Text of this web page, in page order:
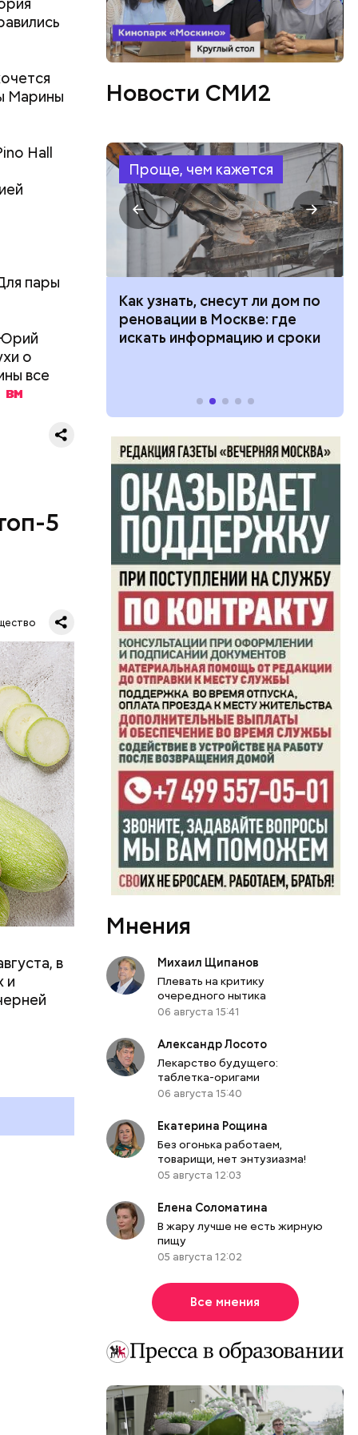
День тульского пряника и
День сидения на
подоконниках: какие
праздники отмечают в России
и
Марины
Hall
пары
Юрий
о
все
5
в
и
Новости СМИ2
Проще, чем кажется
кто может
нужны
Как узнать, снесут ли дом по
реновации в Москве: где
искать информацию и сроки
Мнения
Михаил Щипанов
Плевать на критику
очередного нытика
06 августа 15:41
Александр Лосото
Лекарство будущего:
таблетка-оригами
06 августа 15:40
Екатерина Рощина
Без огонька работаем,
товарищи, нет энтузиазма!
05 августа 12:03
Елена Соломатина
В жару лучше не есть жирную
пищу
05 августа 12:02
Все мнения